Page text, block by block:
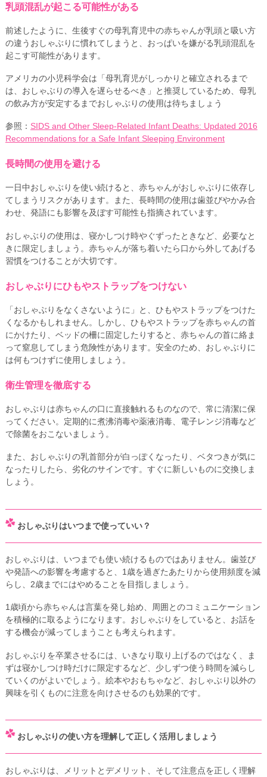
乳頭混乱が起こる可能性がある
前述したように、生後すぐの母乳育児中の赤ちゃんが乳頭と吸い方
の違うおしゃぶりに慣れてしまうと、おっぱいを嫌がる乳頭混乱を
起こす可能性があります。
アメリカの小児科学会は「母乳育児がしっかりと確立されるまで
は、おしゃぶりの導入を遅らせるべき」と推奨しているため、母乳
の飲み方が安定するまでおしゃぶりの使用は待ちましょう
参照： SIDS and Other Sleep-Related Infant Deaths: Updated 2016
Recommendations for a Safe Infant Sleeping Environment
長時間の使用を避ける
一日中おしゃぶりを使い続けると、赤ちゃんがおしゃぶりに依存し
てしまうリスクがあります。また、長時間の使用は歯並びやかみ合
わせ、発語にも影響を及ぼす可能性も指摘されています。
おしゃぶりの使用は、寝かしつけ時やぐずったときなど、必要なと
きに限定しましょう。赤ちゃんが落ち着いたら口から外してあげる
習慣をつけることが大切です。
おしゃぶりにひもやストラップをつけない
「おしゃぶりをなくさないように」と、ひもやストラップをつけた
くなるかもしれません。しかし、ひもやストラップを赤ちゃんの首
にかけたり、ベッドの柵に固定したりすると、赤ちゃんの首に絡ま
って窒息してしまう危険性があります。安全のため、おしゃぶりに
は何もつけずに使用しましょう。
衛生管理を徹底する
おしゃぶりは赤ちゃんの口に直接触れるものなので、常に清潔に保
ってください。定期的に煮沸消毒や薬液消毒、電子レンジ消毒など
で除菌をおこないましょう。
また、おしゃぶりの乳首部分が白っぽくなったり、ベタつきが気に
なったりしたら、劣化のサインです。すぐに新しいものに交換しま
しょう。
おしゃぶりはいつまで使っていい？
おしゃぶりは、いつまでも使い続けるものではありません。歯並び
や発語への影響を考慮すると、1歳を過ぎたあたりから使用頻度を減
らし、2歳までにはやめることを目指しましょう。
1歳頃から赤ちゃんは言葉を発し始め、周囲とのコミュニケーション
を積極的に取るようになります。おしゃぶりをしていると、お話を
する機会が減ってしまうことも考えられます。
おしゃぶりを卒業させるには、いきなり取り上げるのではなく、ま
ずは寝かしつけ時だけに限定するなど、少しずつ使う時間を減らし
ていくのがよいでしょう。絵本やおもちゃなど、おしゃぶり以外の
興味を引くものに注意を向けさせるのも効果的です。
おしゃぶりの使い方を理解して正しく活用しましょう
おしゃぶりは、メリットとデメリット、そして注意点を正しく理解